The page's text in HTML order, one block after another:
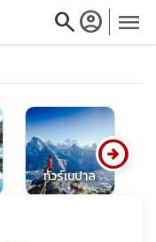
searchaccount_circle menu
close
ทัวร์เนปาล
arrow_circle_right